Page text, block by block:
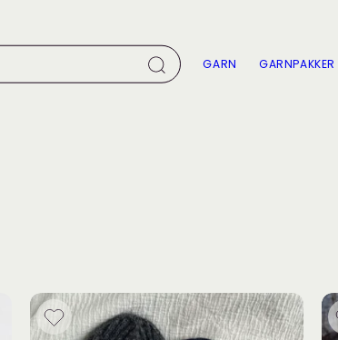
GARN GARNPAKKER